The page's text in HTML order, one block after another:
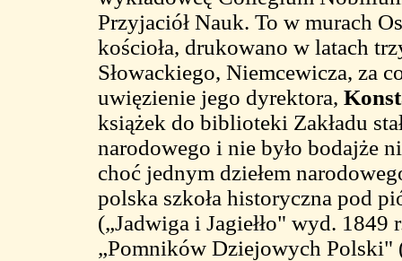
Przyjaciół Nauk. To w murach
kościoła, drukowano w latach
Słowackiego, Niemcewicza, za
uwięzienie jego dyrektora,
książek do biblioteki Zakładu
narodowego i nie było bodajże
choć jednym dziełem
polska szkoła historyczna pod
(„Jadwiga i Jagiełło" wyd.
„Pomników Dziejowych